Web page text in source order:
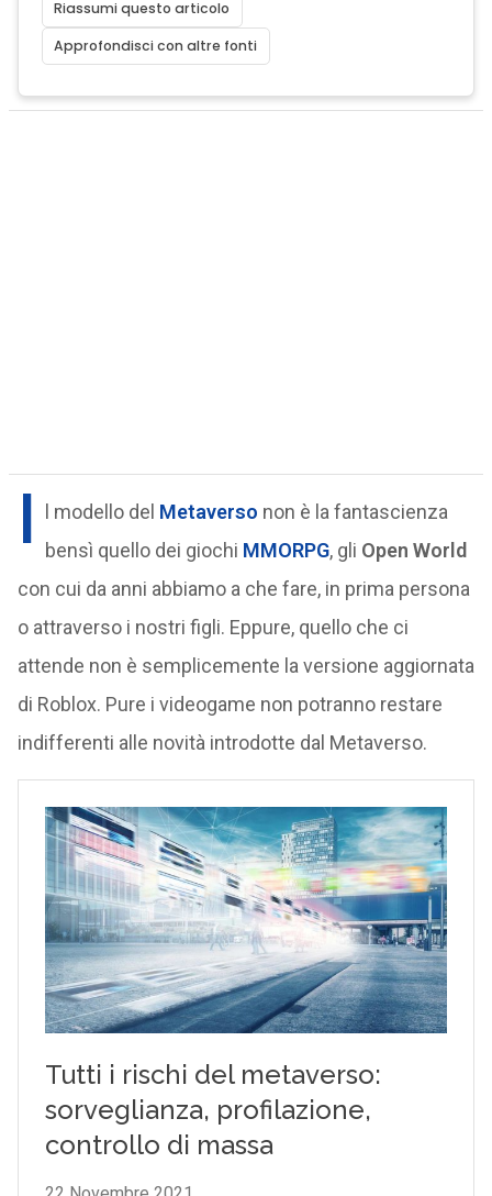
Riassumi questo articolo
Approfondisci con altre fonti
I l modello del Metaverso non è la fantascienza
bensì quello dei giochi MMORPG, gli Open World
con cui da anni abbiamo a che fare, in prima persona
o attraverso i nostri figli. Eppure, quello che ci
attende non è semplicemente la versione aggiornata
di Roblox. Pure i videogame non potranno restare
indifferenti alle novità introdotte dal Metaverso.